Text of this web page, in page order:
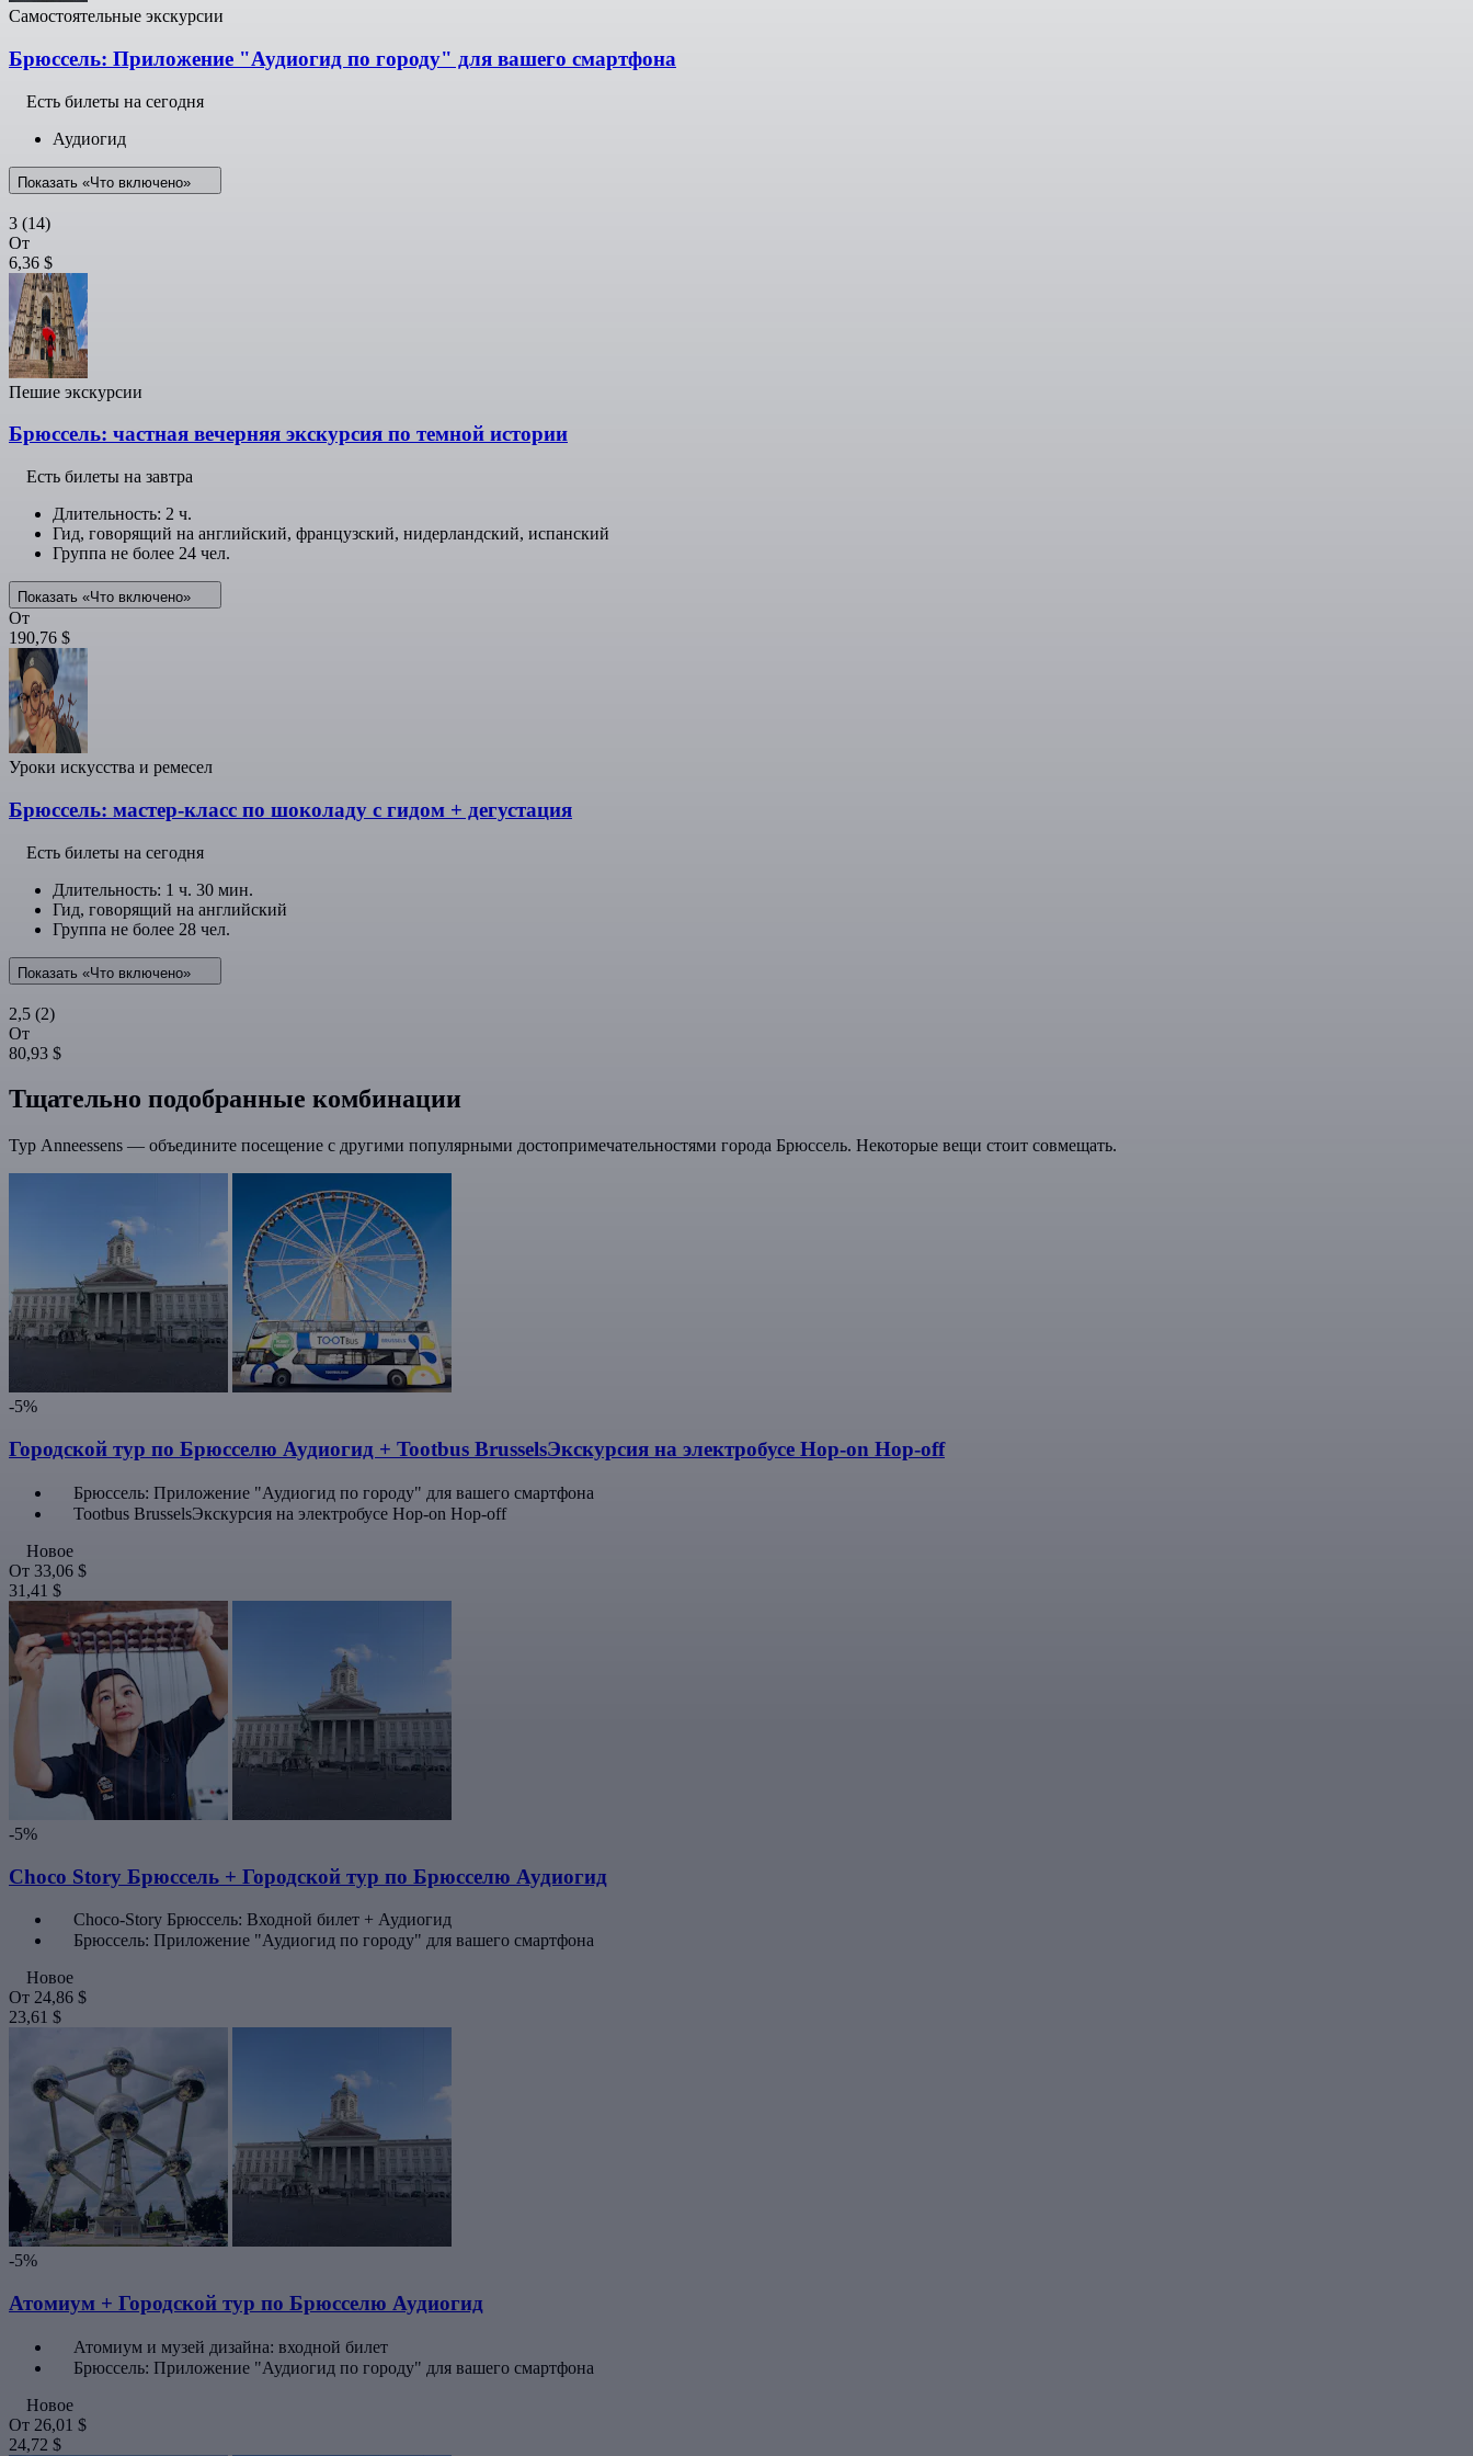
Самостоятельные экскурсии
Брюссель: Приложение "Аудиогид по городу" для вашего смартфона
Есть билеты на сегодня
Аудиогид
Показать «Что включено»
3 (14)
От
6,36 $
Пешие экскурсии
Брюссель: частная вечерняя экскурсия по темной истории
Есть билеты на завтра
Длительность: 2 ч.
Гид, говорящий на английский, французский, нидерландский, испанский
Группа не более 24 чел.
Показать «Что включено»
От
190,76 $
Уроки искусства и ремесел
Брюссель: мастер-класс по шоколаду с гидом + дегустация
Есть билеты на сегодня
Длительность: 1 ч. 30 мин.
Гид, говорящий на английский
Группа не более 28 чел.
Показать «Что включено»
2,5 (2)
От
80,93 $
Тщательно подобранные комбинации
Тур Anneessens — объедините посещение с другими популярными достопримечательностями города Брюссель. Некоторые вещи стоит совмещать.
-5%
Городской тур по Брюсселю Аудиогид + Tootbus BrusselsЭкскурсия на электробусе Hop-on Hop-off
Брюссель: Приложение "Аудиогид по городу" для вашего смартфона
Tootbus BrusselsЭкскурсия на электробусе Hop-on Hop-off
Новое
От 33,06 $
31,41 $
-5%
Choco Story Брюссель + Городской тур по Брюсселю Аудиогид
Choco-Story Брюссель: Входной билет + Аудиогид
Брюссель: Приложение "Аудиогид по городу" для вашего смартфона
Новое
От 24,86 $
23,61 $
-5%
Атомиум + Городской тур по Брюсселю Аудиогид
Атомиум и музей дизайна: входной билет
Брюссель: Приложение "Аудиогид по городу" для вашего смартфона
Новое
От 26,01 $
24,72 $